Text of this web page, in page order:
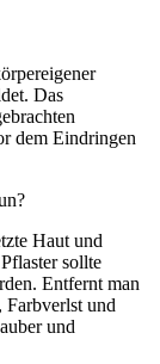
Das
dem Eindringen
Haut und
sollte
Entfernt man
Farbverlst und
und